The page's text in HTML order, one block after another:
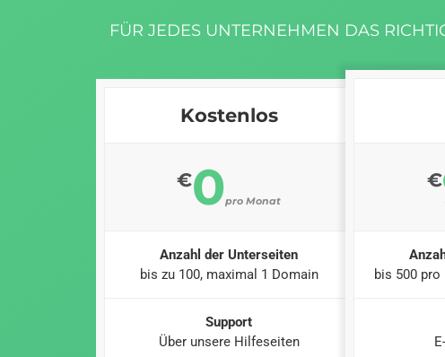
FÜR JEDES UNTERNEHMEN DAS
Kostenlos
€0pro Monat
Anzahl der Unterseiten
bis zu 100, maximal 1 Domain
Support
Über unsere Hilfeseiten
€
bis 500